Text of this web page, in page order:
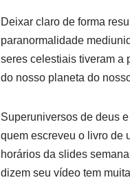
Deixar claro de forma
paranormalidade
seres celestiais tiveram a
do nosso planeta do
Superuniversos de deus
quem escreveu o livro de
horários da slides
dizem seu vídeo tem